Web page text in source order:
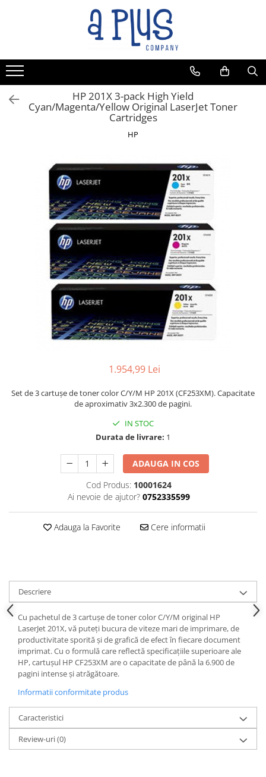
HP 201X 3-pack High Yield
Cyan/Magenta/Yellow Original LaserJet Toner
Cartridges
HP
1.954,99 Lei
Set de 3 cartușe de toner color C/Y/M HP 201X (CF253XM). Capacitate
de aproximativ 3x2.300 de pagini.
IN STOC
Durata de livrare: 1
ADAUGA IN COS
Cod Produs: 10001624
Ai nevoie de ajutor? 0752335599
Adauga la Favorite Cere informatii
Descriere
Cu pachetul de 3 cartușe de toner color C/Y/M original HP
LaserJet 201X, vă puteți bucura de viteze mari de imprimare, de
productivitate sporită și de grafică de efect în fiecare document
imprimat. Cu o formulă care reflectă specificațiile superioare ale
HP, cartușul HP CF253XM are o capacitate de până la 6.900 de
pagini intense și atrăgătoare.
Informatii conformitate produs
Caracteristici
Review-uri(0)